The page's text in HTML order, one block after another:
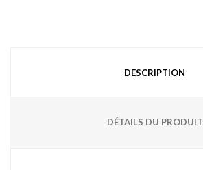
DESCRIPTION
DÉTAILS DU PRODUIT